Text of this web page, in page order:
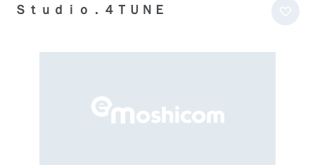
Ｓｔｕｄｉｏ．４ＴＵＮＥ